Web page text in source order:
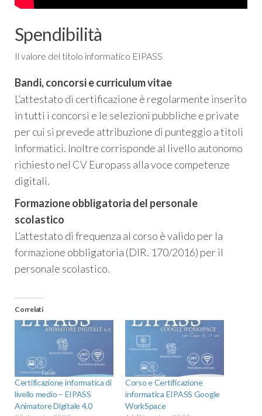
Spendibilità
Il valore del titolo informatico EIPASS
Bandi, concorsi e curriculum vitae
L’attestato di certificazione è regolarmente inserito
in tutti i concorsi e le selezioni pubbliche e private
per cui si prevede attribuzione di punteggio a titoli
informatici. Inoltre corrisponde al livello autonomo
richiesto nel CV Europass alla voce competenze
digitali.
Formazione obbligatoria del personale
scolastico
L’attestato di frequenza al corso è valido per la
formazione obbligatoria (DIR. 170/2016) per il
personale scolastico.
Correlati
Certificazione informatica di
livello medio – EIPASS
Animatore Digitale 4.0
Corso e Certificazione
informatica EIPASS Google
WorkSpace